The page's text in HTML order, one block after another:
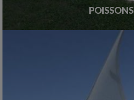
POISSONS